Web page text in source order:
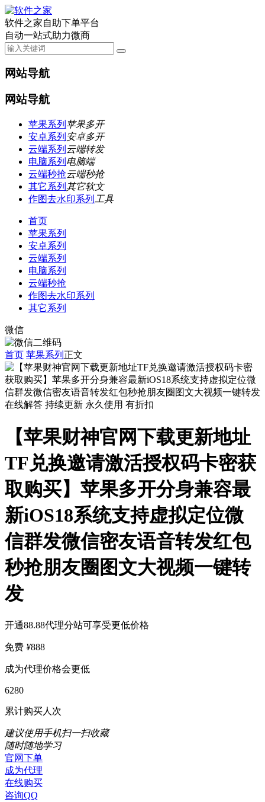
软件之家自助下单平台
自动一站式助力微商
网站导航
网站导航
苹果系列 苹果多开
安卓系列 安卓多开
云端系列 云端转发
电脑系列 电脑端
云端秒抢云端秒抢
其它系列 其它软文
作图去水印系列 工具
首页
苹果系列
安卓系列
云端系列
电脑系列
云端秒抢
作图去水印系列
其它系列
微信
首页 苹果系列 正文
在线解答 持续更新 永久使用 有折扣
【苹果财神官网下载更新地址
TF兑换邀请激活授权码卡密获
取购买】苹果多开分身兼容最
新iOS18系统支持虚拟定位微
信群发微信密友语音转发红包
秒抢朋友圈图文大视频一键转
发
开通88.88代理分站可享受更低价格
免费 ¥888
成为代理价格会更低
6280
累计购买人次
建议使用手机扫一扫收藏
随时随地学习
官网下单
成为代理
在线购买
咨询QQ